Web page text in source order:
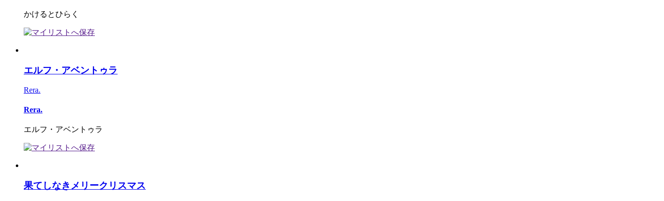
かけるとひらく
エルフ・アベントゥラ
Rera.
Rera.
エルフ・アベントゥラ
果てしなきメリークリスマス